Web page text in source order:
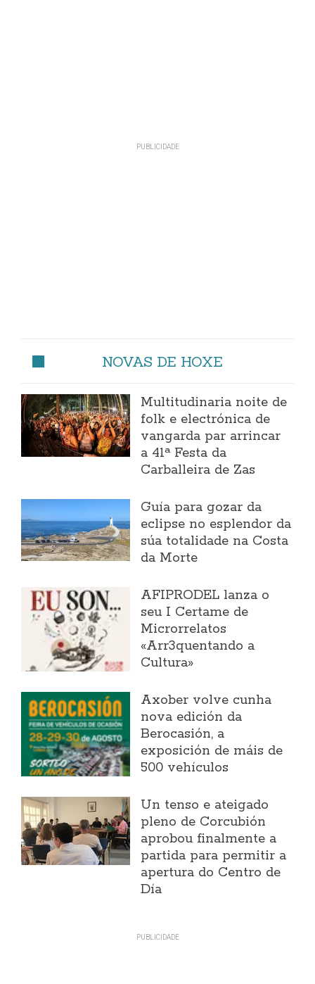
NOVAS DE HOXE
Multitudinaria noite de
folk e electrónica de
vangarda par arrincar
a 41ª Festa da
Carballeira de Zas
Guía para gozar da
eclipse no esplendor da
súa totalidade na Costa
da Morte
AFIPRODEL lanza o
seu I Certame de
Microrrelatos
«Arr3quentando a
Cultura»
Axober volve cunha
nova edición da
Berocasión, a
exposición de máis de
500 vehículos
Un tenso e ateigado
pleno de Corcubión
aprobou finalmente a
partida para permitir a
apertura do Centro de
Día